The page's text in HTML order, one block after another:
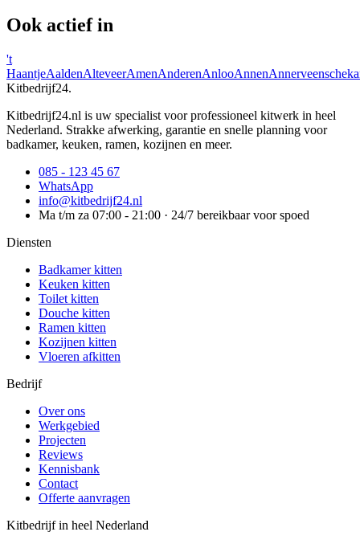
Ook actief in
't
HaantjeAaldenAlteveerAmenAnderenAnlooAnnen
Kitbedrijf24.
Kitbedrijf24.nl is uw specialist voor professioneel kitwerk in heel
Nederland. Strakke afwerking, garantie en snelle planning voor
badkamer, keuken, ramen, kozijnen en meer.
085 - 123 45 67
WhatsApp
info@kitbedrijf24.nl
Ma t/m za 07:00 - 21:00 · 24/7 bereikbaar voor spoed
Diensten
Badkamer kitten
Keuken kitten
Toilet kitten
Douche kitten
Ramen kitten
Kozijnen kitten
Vloeren afkitten
Bedrijf
Over ons
Werkgebied
Projecten
Reviews
Kennisbank
Contact
Offerte aanvragen
Kitbedrijf in heel Nederland